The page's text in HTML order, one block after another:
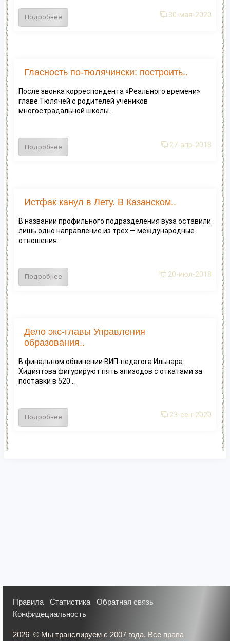
Подробнее 30-мая-2020
Гласность по-тюлячински: построить..
После звонка корреспондента «Реального времени»
главе Тюлячей с родителей учеников
многострадальной школы...
Подробнее 27-апр-2018
Истфак канул в Лету. В Казанском..
В названии профильного подразделения вуза оставили
лишь одно направление из трех — международные
отношения...
Подробнее 20-июл-2018
Дело экс-главы Управления
образования..
В финальном обвинении ВИП-педагога Ильнара
Хидиятова фигурируют пять эпизодов с откатами за
поставки в 520...
Подробнее 23-сен-2020
Правила Статистика
Обратная связь
Конфидециальность
2026 © Мы транслируем с 2007 года. Все права